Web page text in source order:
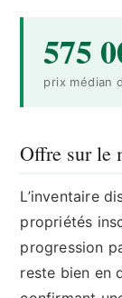
575
prix médian
Offre sur le
L’inventaire
propriétés
progression
reste bien en